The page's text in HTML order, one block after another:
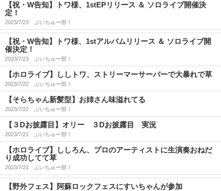
【祝・W告知】トワ様、1stEPリリース ＆ ソロライブ開催決
定！
2023/7/23 ぶいちゅー部！
【祝・W告知】トワ様、1stアルバムリリース ＆ ソロライブ開
催決定！
2023/7/23 ぶいちゅー部！
【ホロライブ】ししトワ、ストリーマーサーバーで大暴れで草
2023/7/22 ぶいちゅー部！
【そらちゃん新髪型】お姉さん味溢れてる
2023/7/22 ぶいちゅー部！
【３Dお披露目】オリー ３Dお披露目 実況
2023/7/21 ぶいちゅー部！
【ホロライブ】ししろん、プロのアーティストに生演奏おねだ
り成功してて草
2023/7/21 ぶいちゅー部！
【野外フェス】阿蘇ロックフェスにすいちゃんが参加